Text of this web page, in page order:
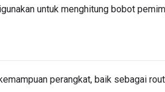
untuk menghitung bobot
perangkat, baik sebagai